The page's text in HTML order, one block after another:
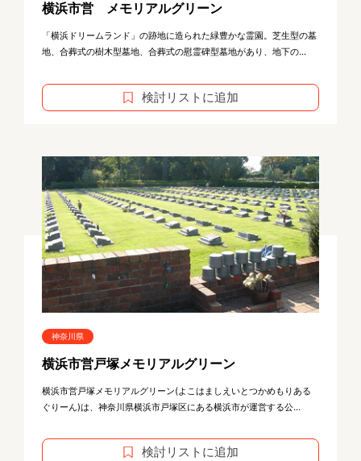
横浜市営 メモリアルグリーン
「横浜ドリームランド」の跡地に造られた緑豊かな霊園。芝生型の墓
地、合葬式の樹木型墓地、合葬式の慰霊碑型墓地があり、地下の...
検討リストに追加
神奈川県
横浜市営戸塚メモリアルグリーン
横浜市営戸塚メモリアルグリーン(よこはましえいとつかめもりある
ぐりーん)は、神奈川県横浜市戸塚区にある横浜市が運営する公...
検討リストに追加